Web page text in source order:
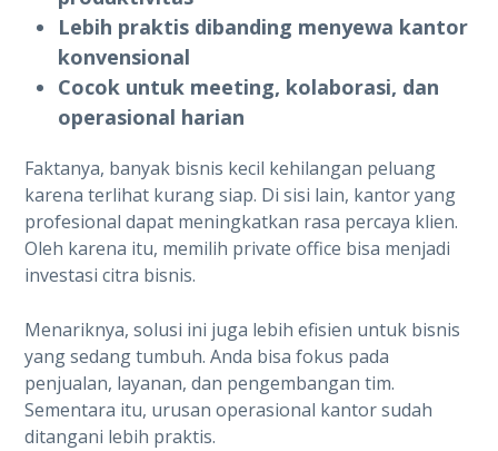
Lebih praktis dibanding menyewa kantor
konvensional
Cocok untuk meeting, kolaborasi, dan
operasional harian
Faktanya, banyak bisnis kecil kehilangan peluang
karena terlihat kurang siap. Di sisi lain, kantor yang
profesional dapat meningkatkan rasa percaya klien.
Oleh karena itu, memilih private office bisa menjadi
investasi citra bisnis.
Menariknya, solusi ini juga lebih efisien untuk bisnis
yang sedang tumbuh. Anda bisa fokus pada
penjualan, layanan, dan pengembangan tim.
Sementara itu, urusan operasional kantor sudah
ditangani lebih praktis.